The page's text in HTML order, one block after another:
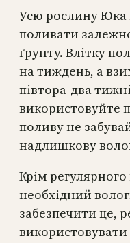
Усю рослину Юка
поливати
ґрунту. Влітку
на тиждень, а
півтора-два
використовуйте
поливу не
надлишкову
Крім
необхідний
забезпечити це,
використовувати